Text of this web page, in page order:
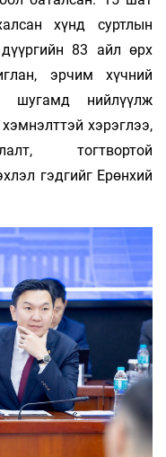
хүнд суртлын
83 айл өрх
эрчим хүчний
шугамд нийлүүлж
хэрэглээ,
тогтвортой
гэдгийг Ерөнхий